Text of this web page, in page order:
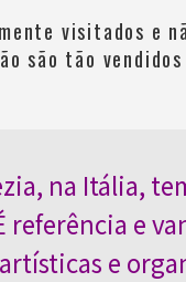
visitados e
são tão
na Itália,
e
e